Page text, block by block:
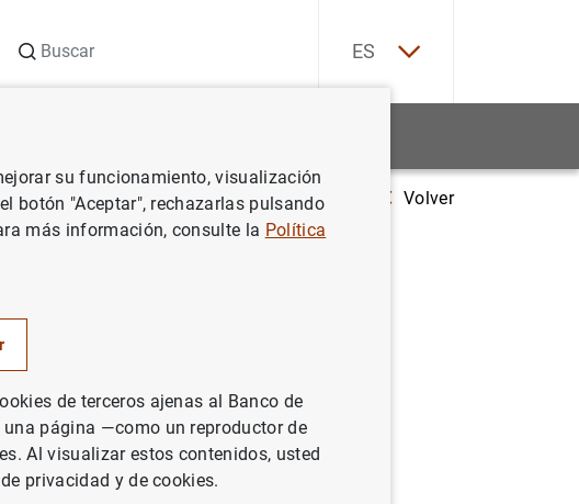
ES
Europeo El BCE publica las estadísticas supervisoras sobre el sector
Volver
entidades
su funcionamiento, visualización
botón "Aceptar", rechazarlas pulsando
más información, consulte la Política
de terceros ajenas al Banco de
página —como un reproductor de
Al visualizar estos contenidos, usted
privacidad y de cookies.